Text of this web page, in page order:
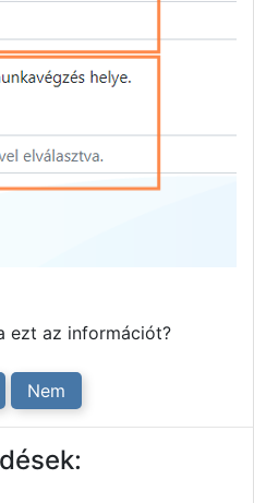
ezt az információt?
Nem